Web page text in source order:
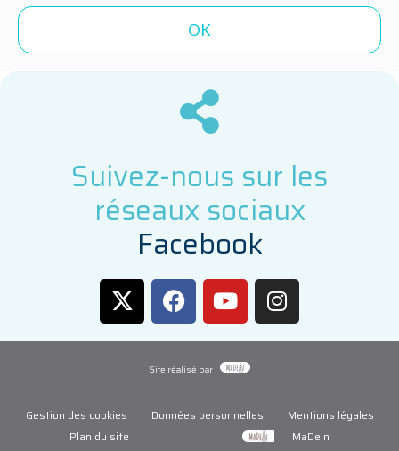
Suivez-nous sur les
réseaux sociaux
Facebook
Site réalisé par
Gestion des cookies Données personnelles
Mentions légales
Plan du site
MaDeIn